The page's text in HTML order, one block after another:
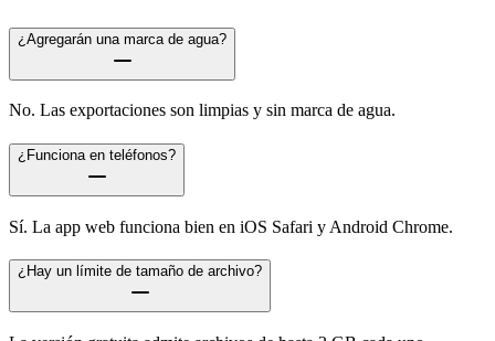
¿Agregarán una marca de agua?
No. Las exportaciones son limpias y sin marca de agua.
¿Funciona en teléfonos?
Sí. La app web funciona bien en iOS Safari y Android Chrome.
¿Hay un límite de tamaño de archivo?